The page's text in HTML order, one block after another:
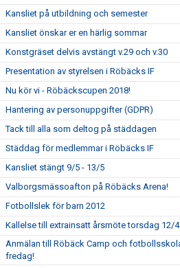
Kansliet på utbildning och semester
Kansliet önskar er en härlig sommar
Konstgräset delvis avstängt v.29 och v.30
Presentation av styrelsen i Röbäcks IF
Nu kör vi - Röbäckscupen 2018!
Hantering av personuppgifter (GDPR)
Tack till alla som deltog på städdagen
Städdag för medlemmar i Röbäcks IF
Kansliet stängt 9/5 - 13/5
Valborgsmässoafton på Röbäcks Arena!
Fotbollslek för barn 2012
Kallelse till extrainsatt årsmöte torsdag 12/
Anmälan till Röbäck Camp och
fredag!